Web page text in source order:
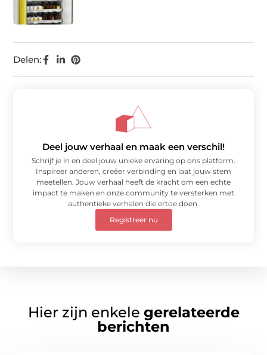
Delen:
Deel jouw verhaal en maak een verschil!
Schrijf je in en deel jouw unieke ervaring op ons platform.
Inspireer anderen, creëer verbinding en laat jouw stem
meetellen. Jouw verhaal heeft de kracht om een echte
impact te maken en onze community te versterken met
authentieke verhalen die ertoe doen.
Registreer nu
Hier zijn enkele gerelateerde
berichten